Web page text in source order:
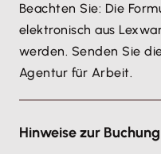
von
Entgelt ist nicht
Bezugs von
Nebentätigkeit
Die gemachten
Beachten Sie: Die
elektronisch aus
werden. Senden Sie
Agentur für Arbeit.
Hinweise zur